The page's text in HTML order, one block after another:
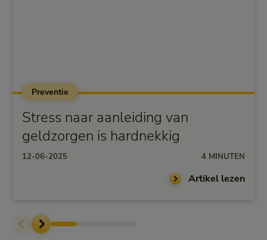
Preventie
Stress naar aanleiding van
geldzorgen is hardnekkig
12-06-2025 4 MINUTEN
Artikel lezen